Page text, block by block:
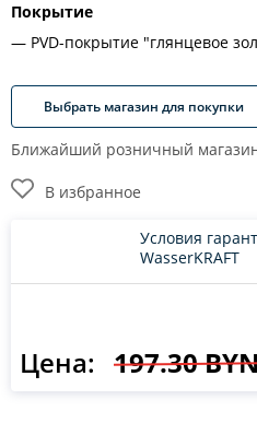
Покрытие
PVD-покрытие "глянцевое
Выбрать магазин для покупки
Ближайший розничный
В избранное
Условия
WasserKRAFT
Цена: 197.30